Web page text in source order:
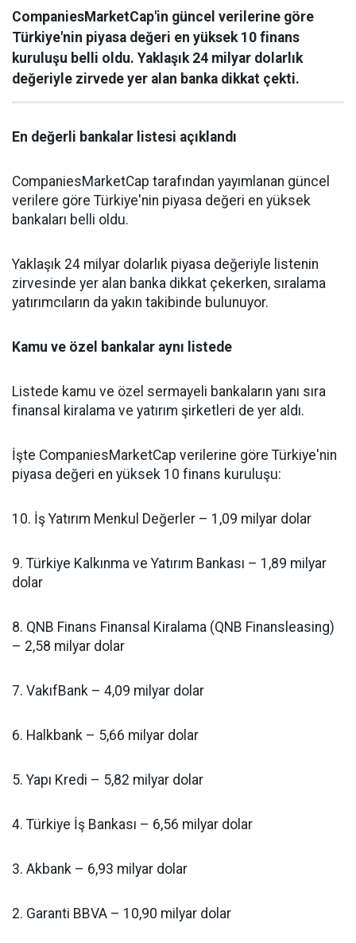
CompaniesMarketCap'in güncel verilerine göre
Türkiye'nin piyasa değeri en yüksek 10 finans
kuruluşu belli oldu. Yaklaşık 24 milyar dolarlık
değeriyle zirvede yer alan banka dikkat çekti.
En değerli bankalar listesi açıklandı
CompaniesMarketCap tarafından yayımlanan güncel
verilere göre Türkiye'nin piyasa değeri en yüksek
bankaları belli oldu.
Yaklaşık 24 milyar dolarlık piyasa değeriyle listenin
zirvesinde yer alan banka dikkat çekerken, sıralama
yatırımcıların da yakın takibinde bulunuyor.
Kamu ve özel bankalar aynı listede
Listede kamu ve özel sermayeli bankaların yanı sıra
finansal kiralama ve yatırım şirketleri de yer aldı.
İşte CompaniesMarketCap verilerine göre Türkiye'nin
piyasa değeri en yüksek 10 finans kuruluşu:
10. İş Yatırım Menkul Değerler – 1,09 milyar dolar
9. Türkiye Kalkınma ve Yatırım Bankası – 1,89 milyar
dolar
8. QNB Finans Finansal Kiralama (QNB Finansleasing)
– 2,58 milyar dolar
7. VakıfBank – 4,09 milyar dolar
6. Halkbank – 5,66 milyar dolar
5. Yapı Kredi – 5,82 milyar dolar
4. Türkiye İş Bankası – 6,56 milyar dolar
3. Akbank – 6,93 milyar dolar
2. Garanti BBVA – 10,90 milyar dolar